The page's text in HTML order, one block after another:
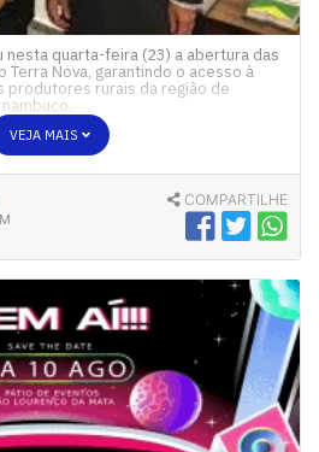
nesta quarta-feira (23) a abertura das
Nova, garantindo o acesso à
produtores rurais da região de
VEJA MAIS
COMPARTILHE